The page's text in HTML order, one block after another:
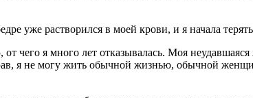
уже растворился в моей крови, и я начала терять
чего я много лет отказывалась. Моя
я не могу жить обычной жизнью, обычной